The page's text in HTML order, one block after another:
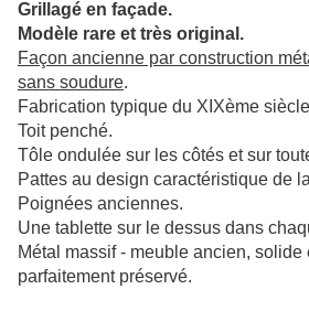
Grillagé en façade.
Modèle rare et très original.
Façon ancienne par construction
sans soudure.
Fabrication typique du XIXème
Toit penché.
Tôle ondulée sur les côtés et sur
Pattes au design caractéristique de
Poignées anciennes.
Une tablette sur le dessus dans
Métal massif - meuble ancien, solide
parfaitement préservé.